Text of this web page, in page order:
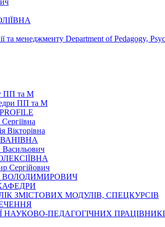
та менеджменту Department of Pedagogy,
ПП та М
ПП та М
Вікторівна
Васильович
Сергійович
ВОЛОДИМИРОВИЧ
ЗМІСТОВИХ МОДУЛІВ, СПЕЦКУРСІВ
НАУКОВО-ПЕДАГОГІЧНИХ